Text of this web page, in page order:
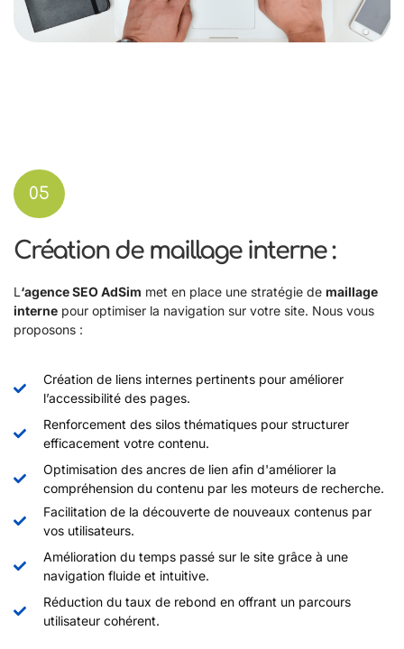
05
Création de maillage interne :
L‘agence SEO AdSim met en place une stratégie de maillage
interne pour optimiser la navigation sur votre site. Nous vous
proposons :
Création de liens internes pertinents pour améliorer
l’accessibilité des pages.
Renforcement des silos thématiques pour structurer
efficacement votre contenu.
Optimisation des ancres de lien afin d'améliorer la
compréhension du contenu par les moteurs de recherche.
Facilitation de la découverte de nouveaux contenus par
vos utilisateurs.
Amélioration du temps passé sur le site grâce à une
navigation fluide et intuitive.
Réduction du taux de rebond en offrant un parcours
utilisateur cohérent.